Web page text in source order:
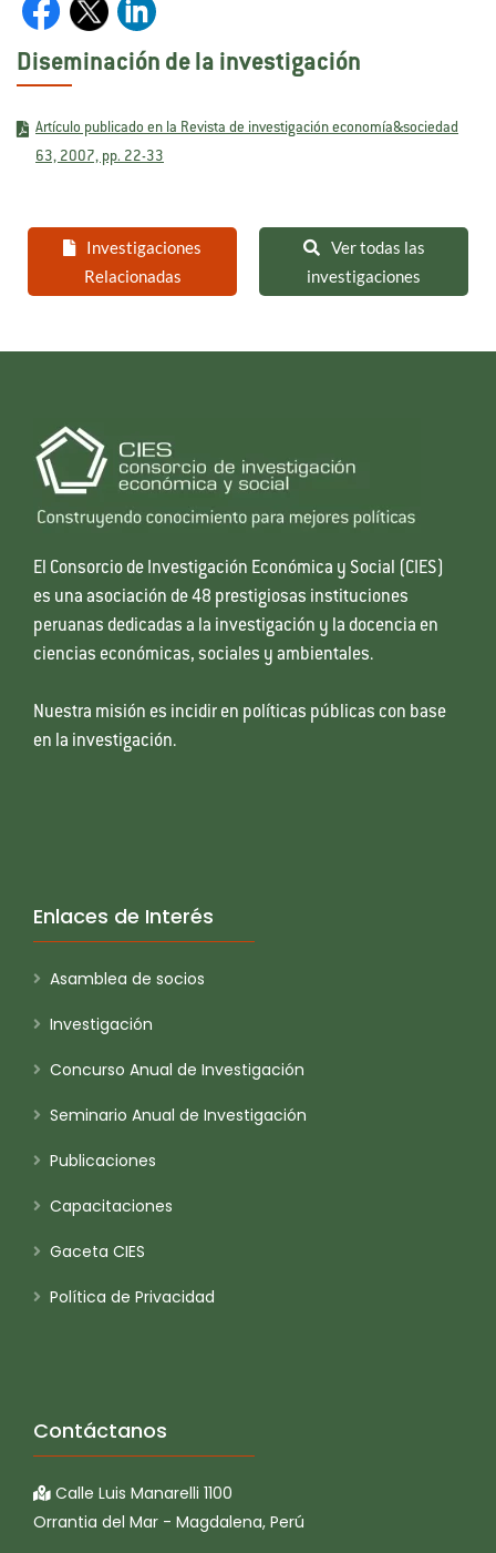
Diseminación de la investigación
Artículo publicado en la Revista de investigación economía&sociedad
63, 2007, pp. 22-33
Investigaciones
Relacionadas
Ver todas las
investigaciones
El Consorcio de Investigación Económica y Social (CIES)
es una asociación de 48 prestigiosas instituciones
peruanas dedicadas a la investigación y la docencia en
ciencias económicas, sociales y ambientales.
Nuestra misión es incidir en políticas públicas con base
en la investigación.
Enlaces de Interés
Asamblea de socios
Investigación
Concurso Anual de Investigación
Seminario Anual de Investigación
Publicaciones
Capacitaciones
Gaceta CIES
Política de Privacidad
Contáctanos
Calle Luis Manarelli 1100
Orrantia del Mar - Magdalena, Perú